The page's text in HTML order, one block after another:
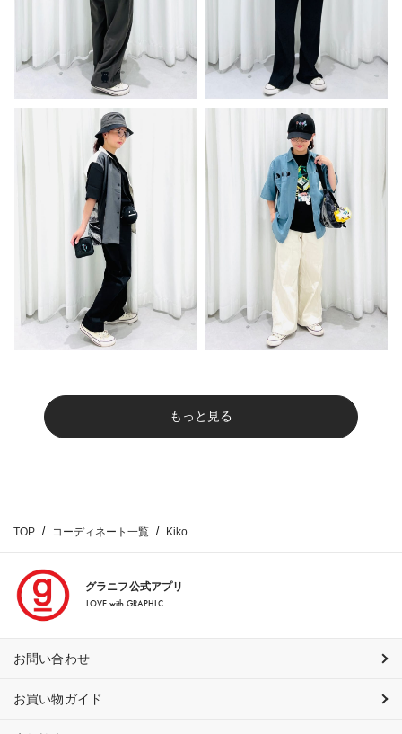
もっと見る
TOP コーディネート一覧 Kiko
グラニフ公式アプリ
LOVE with GRAPHIC
お問い合わせ
お買い物ガイド